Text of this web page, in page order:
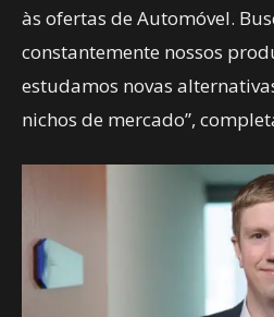
às ofertas de Automóvel.
constantemente nossos
estudamos novas
nichos de mercado”,